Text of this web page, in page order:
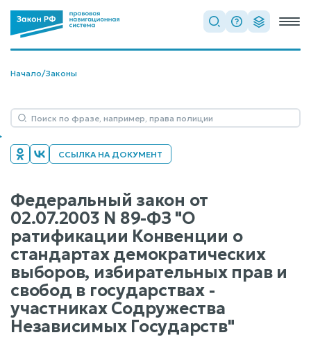
Начало/Законы
ССЫЛКА НА ДОКУМЕНТ
Федеральный закон от
02.07.2003 N 89-ФЗ "О
ратификации Конвенции о
стандартах демократических
выборов, избирательных прав и
свобод в государствах -
участниках Содружества
Независимых Государств"